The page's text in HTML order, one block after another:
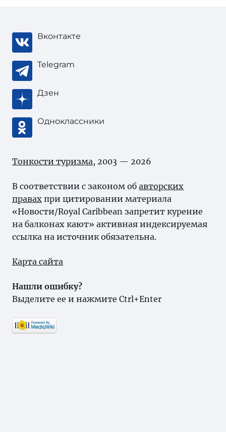
Вконтакте
Telegram
Дзен
Одноклассники
Тонкости туризма, 2003 — 2026
В соответствии с законом об авторских
правах при цитировании материала
«Новости/Royal Caribbean запретит курение
на балконах кают» активная индексируемая
ссылка на источник обязательна.
Карта сайта
Нашли ошибку?
Выделите ее и нажмите Ctrl+Enter